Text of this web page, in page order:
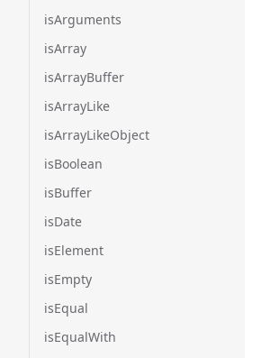
isArguments
isArray
isArrayBuffer
isArrayLike
isArrayLikeObject
isBoolean
isBuffer
isDate
isElement
isEmpty
isEqual
isEqualWith